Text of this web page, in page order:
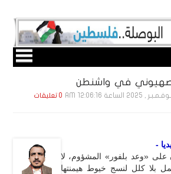
في واشنطن
0 تعليقات
-
«وعد بلفور» المشؤوم، لا
بلا كلل لنسج خيوط هيمنتها